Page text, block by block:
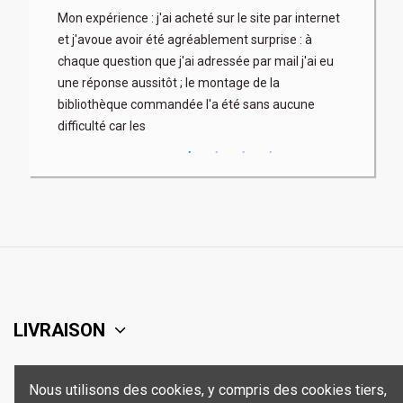
Mon expérience : j'ai acheté sur le site par internet
et j'avoue avoir été agréablement surprise : à
chaque question que j'ai adressée par mail j'ai eu
une réponse aussitôt ; le montage de la
bibliothèque commandée l'a été sans aucune
difficulté car les
LIVRAISON
SUPPORT
Nous utilisons des cookies, y compris des cookies tiers,